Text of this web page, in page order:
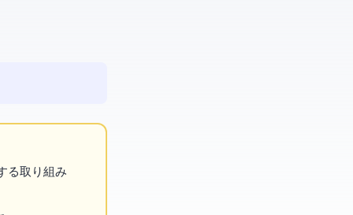
る取り組み